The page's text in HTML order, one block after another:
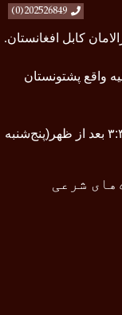
202526849(0)
کابل افغانستان.
واقع پشتونستان
بعد از ظهر(پنج‌شنبه
شرعی